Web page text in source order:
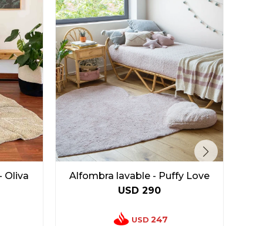
Oliva
Alfombra lavable - Puffy Love
USD 290
USD 247